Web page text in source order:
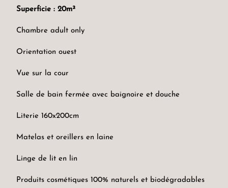
Superficie : 20m²
Chambre adult only
Orientation ouest
Vue sur la cour
Salle de bain fermée avec baignoire et douche
Literie 160x200cm
Matelas et oreillers en laine
Linge de lit en lin
Produits cosmétiques 100% naturels et biodégradables